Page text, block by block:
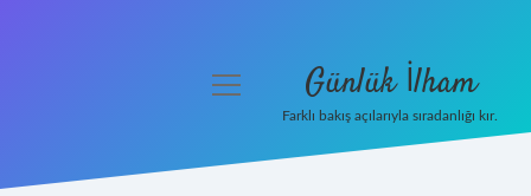
menüyü
Günlük İlham
Farklı bakış açılarıyla sıradanlığı kır.